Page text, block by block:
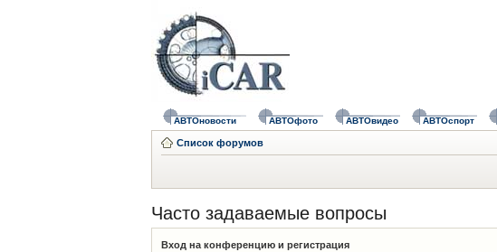
АВТОновости АВТОфото АВТОвидео АВТОспорт
Список форумов
Часто задаваемые вопросы
Вход на конференцию и регистрация